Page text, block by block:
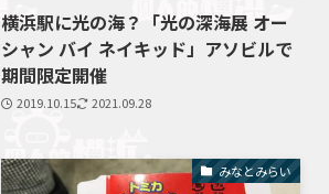
横浜駅に光の海？「光の深海展 オー
シャン バイ ネイキッド」アソビルで
期間限定開催
2019.10.15 2021.09.28
みなとみらい